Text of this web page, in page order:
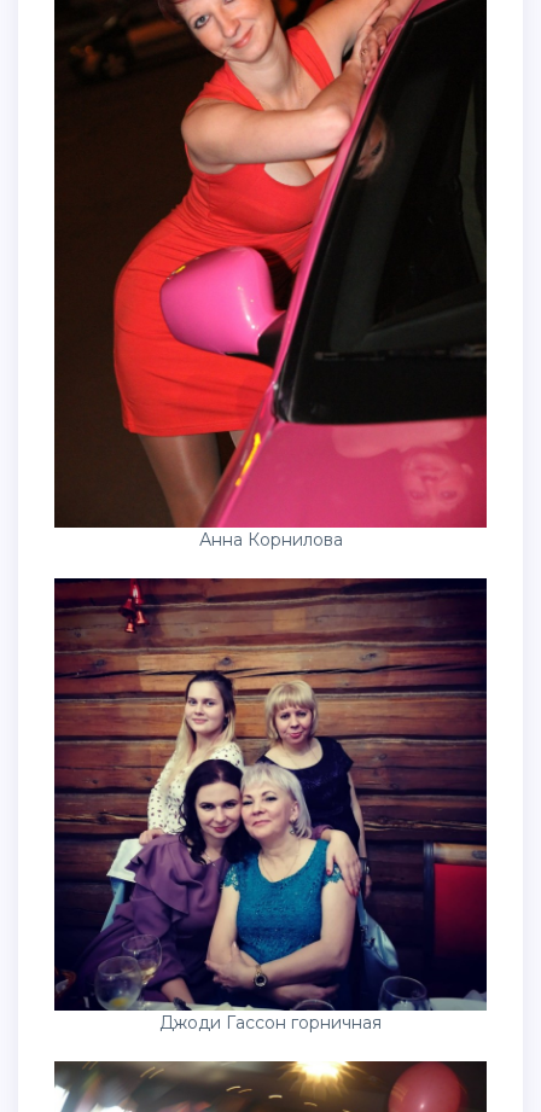
Анна Корнилова
Джоди Гассон горничная